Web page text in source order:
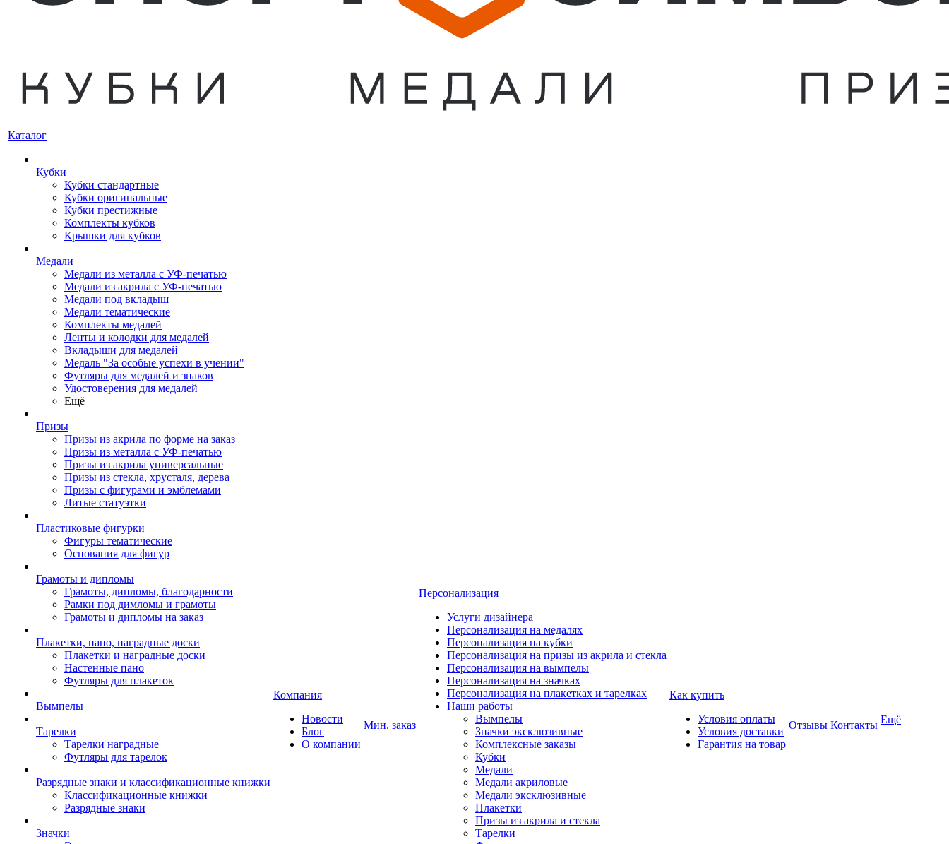
Каталог
Кубки
Кубки стандартные
Кубки оригинальные
Кубки престижные
Комплекты кубков
Крышки для кубков
Медали
Медали из металла с УФ-печатью
Медали из акрила с УФ-печатью
Медали под вкладыш
Медали тематические
Комплекты медалей
Ленты и колодки для медалей
Вкладыши для медалей
Медаль "За особые успехи в учении"
Футляры для медалей и знаков
Удостоверения для медалей
Ещё
Призы
Призы из акрила по форме на заказ
Призы из металла с УФ-печатью
Призы из акрила универсальные
Призы из стекла, хрусталя, дерева
Призы с фигурами и эмблемами
Литые статуэтки
Пластиковые фигурки
Фигуры тематические
Основания для фигур
Грамоты и дипломы
Грамоты, дипломы, благодарности
Рамки под димломы и грамоты
Грамоты и дипломы на заказ
Плакетки, пано, наградные доски
Плакетки и наградные доски
Настенные пано
Футляры для плакеток
Вымпелы
Тарелки
Тарелки наградные
Футляры для тарелок
Разрядные знаки и классификационные книжки
Классификационные книжки
Разрядные знаки
Значки
Компания
Новости
Блог
О компании
Мин. заказ
Персонализация
Услуги дизайнера
Персонализация на медалях
Персонализация на кубки
Персонализация на призы из акрила и стекла
Персонализация на вымпелы
Персонализация на значках
Персонализация на плакетках и тарелках
Наши работы
Вымпелы
Значки эксклюзивные
Комплексные заказы
Кубки
Медали
Медали акриловые
Медали эксклюзивные
Плакетки
Призы из акрила и стекла
Тарелки
Как купить
Условия оплаты
Условия доставки
Гарантия на товар
Отзывы Контакты Ещё